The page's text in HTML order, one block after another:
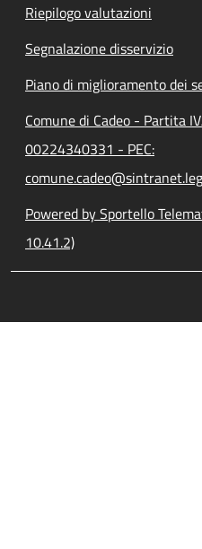
Riepilogo valutazioni
Segnalazione disservizio
Piano di miglioramento dei
Comune di Cadeo - Partita
00224340331 - PEC:
Powered by Sportello
10.41.2)